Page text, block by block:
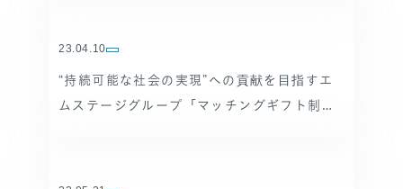
23.04.10
“持続可能な社会の実現”への貢献を目指すエ
ムステージグループ「マッチングギフト制